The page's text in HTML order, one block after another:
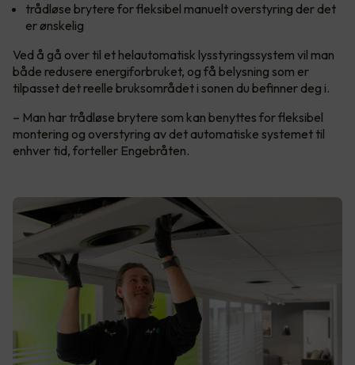
trådløse brytere for fleksibel manuelt overstyring der det
er ønskelig
Ved å gå over til et helautomatisk lysstyringssystem vil man
både redusere energiforbruket, og få belysning som er
tilpasset det reelle bruksområdet i sonen du befinner deg i.
– Man har trådløse brytere som kan benyttes for fleksibel
montering og overstyring av det automatiske systemet til
enhver tid, forteller Engebråten.